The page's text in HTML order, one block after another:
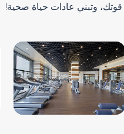
قوتك، وتبني عادات حياة صحية!